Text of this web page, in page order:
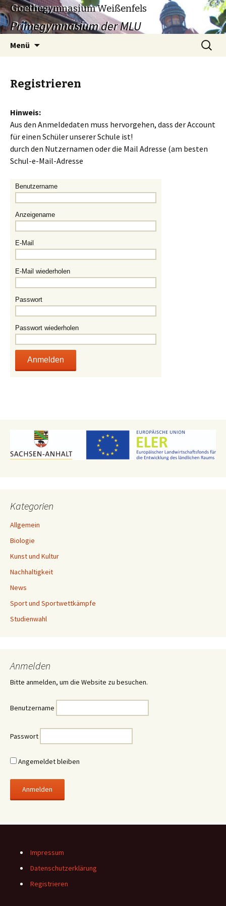
Goethegymnasium Weißenfels
Primegymnasium der MLU
Menü
Suchen
nach:
Registrieren
Hinweis:
Aus den Anmeldedaten muss hervorgehen, dass der Account
für einen Schüler unserer Schule ist!
durch den Nutzernamen oder die Mail Adresse (am besten
Schul-e-Mail-Adresse
Benutzername
Anzeigename
E-Mail
E-Mail wiederholen
Passwort
Passwort wiederholen
Kategorien
Allgemein
Biologie
Kunst und Kultur
Nachhaltigkeit
News
Sport und Sportwettkämpfe
Studienwahl
Anmelden
Bitte anmelden, um die Website zu besuchen.
Benutzername
Passwort
Angemeldet bleiben
Impressum
Datenschutzerklärung
Registrieren